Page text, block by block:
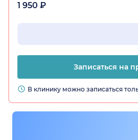
1 950 ₽
Записаться на
В клинику можно записаться